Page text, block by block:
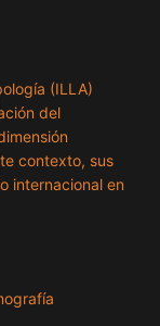
(ILLA)
del
contexto, sus
internacional en